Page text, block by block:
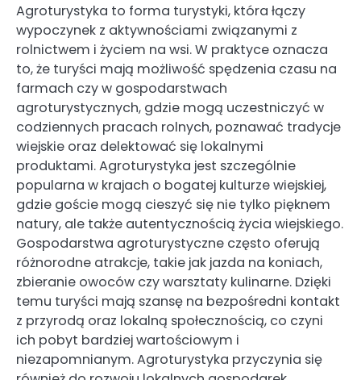
Agroturystyka to forma turystyki, która łączy
wypoczynek z aktywnościami związanymi z
rolnictwem i życiem na wsi. W praktyce oznacza
to, że turyści mają możliwość spędzenia czasu na
farmach czy w gospodarstwach
agroturystycznych, gdzie mogą uczestniczyć w
codziennych pracach rolnych, poznawać tradycje
wiejskie oraz delektować się lokalnymi
produktami. Agroturystyka jest szczególnie
popularna w krajach o bogatej kulturze wiejskiej,
gdzie goście mogą cieszyć się nie tylko pięknem
natury, ale także autentycznością życia wiejskiego.
Gospodarstwa agroturystyczne często oferują
różnorodne atrakcje, takie jak jazda na koniach,
zbieranie owoców czy warsztaty kulinarne. Dzięki
temu turyści mają szansę na bezpośredni kontakt
z przyrodą oraz lokalną społecznością, co czyni
ich pobyt bardziej wartościowym i
niezapomnianym. Agroturystyka przyczynia się